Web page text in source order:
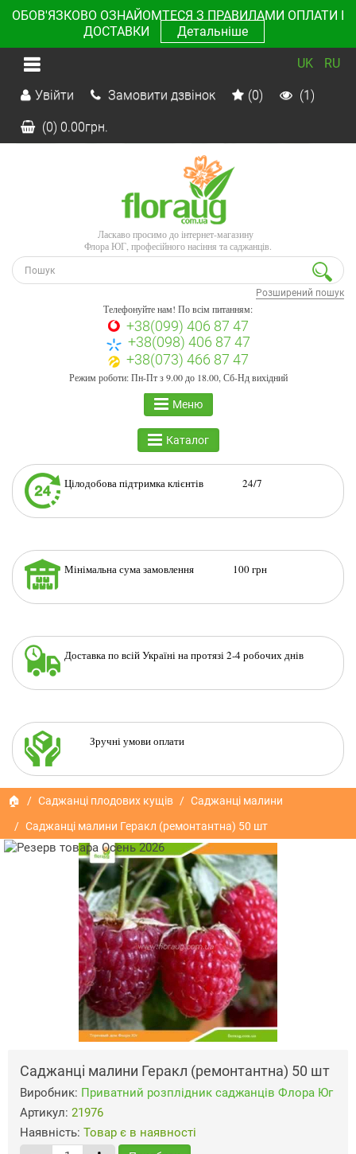
ОБОВ'ЯЗКОВО ОЗНАЙОМТЕСЯ З ПРАВИЛАМИ ОПЛАТИ І
ДОСТАВКИ
Детальніше
UK RU
Увійти Замовити дзвінок (0) (1)
(0) 0.00грн.
Ласкаво просимо до інтернет-магазину
Флора ЮГ, професійного насіння та саджанців.
Розширений пошук
Телефонуйте нам! По всім питанням:
+38(099) 406 87 47
+38(098) 406 87 47
+38(073) 466 87 47
Режим роботи: Пн-Пт з 9.00 до 18.00, Сб-Нд вихідний
Меню
Каталог
Цілодобова підтримка клієнтів 24/7
Мінімальна сума замовлення 100 грн
Доставка по всій Україні на протязі 2-4 робочих днів
Зручні умови оплати
🏠 Саджанці плодових кущів
Саджанці малини
Саджанці малини Геракл (ремонтантна) 50 шт
Саджанці малини Геракл (ремонтантна) 50 шт
Виробник: Приватний розплідник саджанців Флора Юг
Артикул: 21976
Наявність: Товар є в наявності